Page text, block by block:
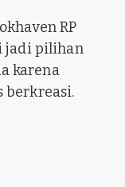
RP
jadi pilihan
karena
berkreasi.